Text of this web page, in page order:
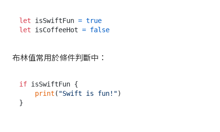
let isSwiftFun = true
let isCoffeeHot = false
布林值常用於條件判斷中：
if isSwiftFun {
print ( "Swift is fun!")